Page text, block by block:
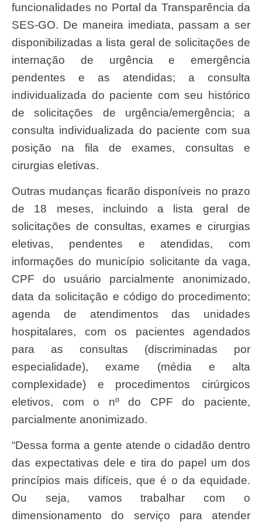
funcionalidades no Portal da Transparência da
SES-GO. De maneira imediata, passam a ser
disponibilizadas a lista geral de solicitações de
internação de urgência e emergência
pendentes e as atendidas; a consulta
individualizada do paciente com seu histórico
de solicitações de urgência/emergência; a
consulta individualizada do paciente com sua
posição na fila de exames, consultas e
cirurgias eletivas.
Outras mudanças ficarão disponíveis no prazo
de 18 meses, incluindo a lista geral de
solicitações de consultas, exames e cirurgias
eletivas, pendentes e atendidas, com
informações do município solicitante da vaga,
CPF do usuário parcialmente anonimizado,
data da solicitação e código do procedimento;
agenda de atendimentos das unidades
hospitalares, com os pacientes agendados
para as consultas (discriminadas por
especialidade), exame (média e alta
complexidade) e procedimentos cirúrgicos
eletivos, com o nº do CPF do paciente,
parcialmente anonimizado.
“Dessa forma a gente atende o cidadão dentro
das expectativas dele e tira do papel um dos
princípios mais difíceis, que é o da equidade.
Ou seja, vamos trabalhar com o
dimensionamento do serviço para atender